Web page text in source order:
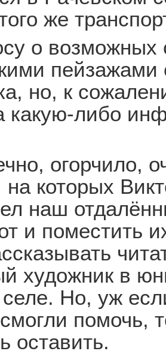
же
о возможных
пейзажами
но, к
какую-либо
огорчило,
на которых
наш
и поместить
художник в
Но, уж
помочь,
оставить.